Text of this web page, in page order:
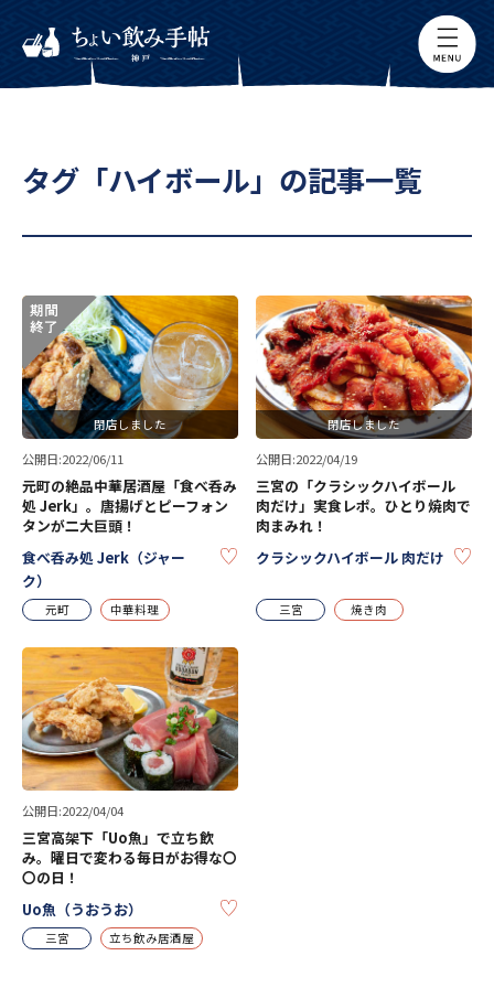
タグ「ハイボール」の記事一覧
閉店しました
公開日:2022/06/11
元町の絶品中華居酒屋「食べ呑み
処 Jerk」。唐揚げとピーフォン
タンが二大巨頭！
食べ呑み処 Jerk（ジャー
ク）
KEEP
元町 中華料理
閉店しました
公開日:2022/04/19
三宮の「クラシックハイボール
肉だけ」実食レポ。ひとり焼肉で
肉まみれ！
クラシックハイボール 肉だけ
三宮 焼き肉
公開日:2022/04/04
三宮高架下「Uo魚」で立ち飲
み。曜日で変わる毎日がお得な〇
〇の日！
Uo魚（うおうお）
三宮 立ち飲み居酒屋